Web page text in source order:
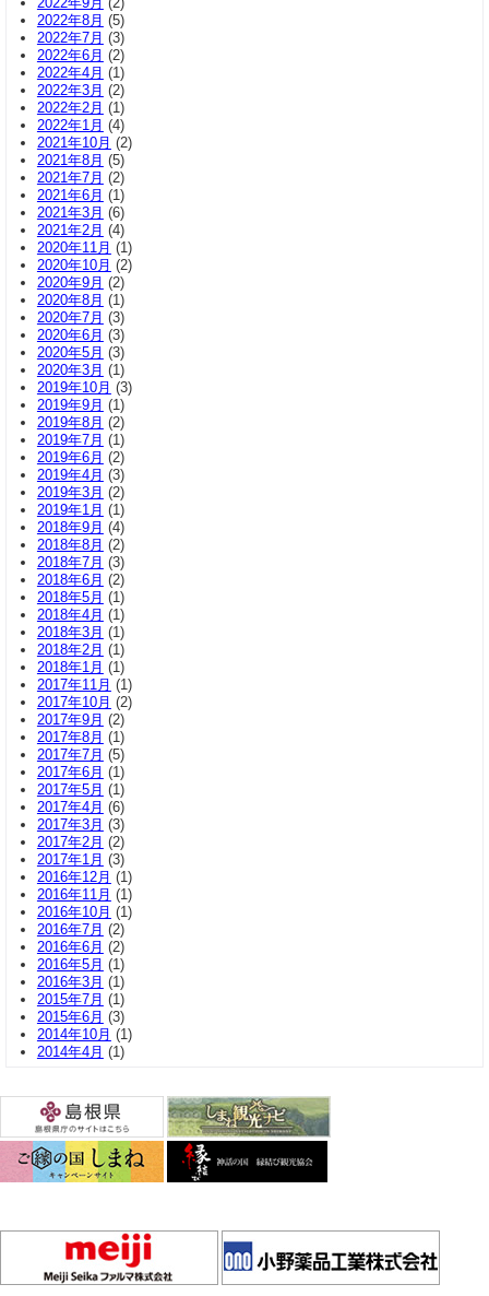
2022年8月 (5)
2022年7月 (3)
2022年6月 (2)
2022年4月 (1)
2022年3月 (2)
2022年2月 (1)
2022年1月 (4)
2021年10月 (2)
2021年8月 (5)
2021年7月 (2)
2021年6月 (1)
2021年3月 (6)
2021年2月 (4)
2020年11月 (1)
2020年10月 (2)
2020年9月 (2)
2020年8月 (1)
2020年7月 (3)
2020年6月 (3)
2020年5月 (3)
2020年3月 (1)
2019年10月 (3)
2019年9月 (1)
2019年8月 (2)
2019年7月 (1)
2019年6月 (2)
2019年4月 (3)
2019年3月 (2)
2019年1月 (1)
2018年9月 (4)
2018年8月 (2)
2018年7月 (3)
2018年6月 (2)
2018年5月 (1)
2018年4月 (1)
2018年3月 (1)
2018年2月 (1)
2018年1月 (1)
2017年11月 (1)
2017年10月 (2)
2017年9月 (2)
2017年8月 (1)
2017年7月 (5)
2017年6月 (1)
2017年5月 (1)
2017年4月 (6)
2017年3月 (3)
2017年2月 (2)
2017年1月 (3)
2016年12月 (1)
2016年11月 (1)
2016年10月 (1)
2016年7月 (2)
2016年6月 (2)
2016年5月 (1)
2016年3月 (1)
2015年7月 (1)
2015年6月 (3)
2014年10月 (1)
2014年4月 (1)